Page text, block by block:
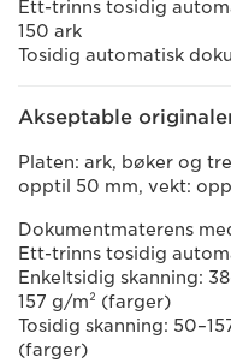
Ett-trinns tosidig
150 ark
Tosidig automatisk
Akseptable
Platen: ark, bøker og
opptil 50 mm, vekt:
Dokumentmaterens
Ett-trinns tosidig
Enkeltsidig skanning:
157 g/m² (farger)
Tosidig skanning:
(farger)